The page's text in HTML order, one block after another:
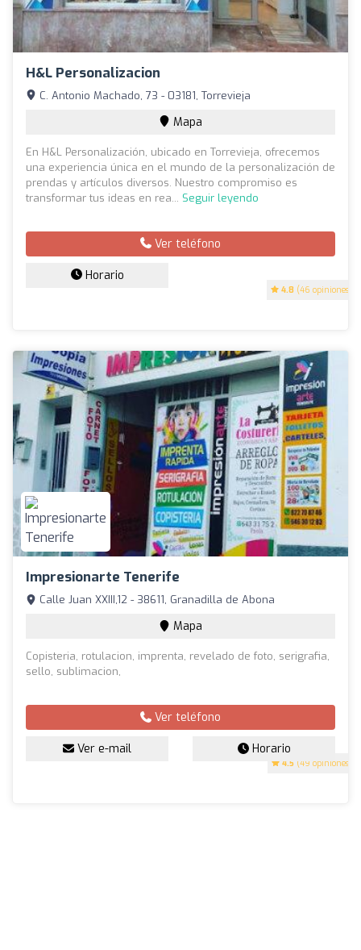
H&L Personalizacion
4.8 (46 opiniones)
C. Antonio Machado, 73 - 03181, Torrevieja
Mapa
En H&L Personalización, ubicado en Torrevieja, ofrecemos
una experiencia única en el mundo de la personalización de
prendas y artículos diversos. Nuestro compromiso es
transformar tus ideas en rea... Seguir leyendo
Ver teléfono
Horario
Impresionarte Tenerife
4.5 (49 opiniones)
Calle Juan XXIII,12 - 38611, Granadilla de Abona
Mapa
Copisteria, rotulacion, imprenta, revelado de foto, serigrafia,
sello, sublimacion,
Ver teléfono
Ver e-mail Horario